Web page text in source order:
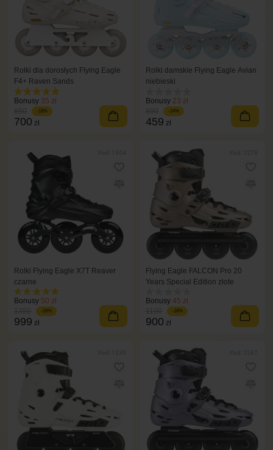
Rolki dla dorosłych Flying Eagle
F4+ Raven Sands
Bonusy 35 zł
-18%
700 zł
Rolki damskie Flying Eagle Avian
niebieski
Bonusy 23 zł
-24%
459 zł
Rolki Flying Eagle X7T Reaver
czarne
Bonusy 50 zł
-26%
999 zł
Flying Eagle FALCON Pro 20
Years Special Edition złote
Bonusy 45 zł
-18%
900 zł